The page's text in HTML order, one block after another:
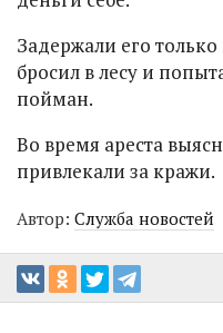
Задержали его
бросил в лесу и
пойман.
Во время ареста
привлекали за кражи.
Автор: Служба новостей